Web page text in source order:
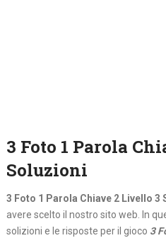
3 Foto 1 Parola
Soluzioni
3 Foto 1 Parola Chiave 2 Livello 3
avere scelto il nostro sito web. In
solizioni e le risposte per il gioco 3